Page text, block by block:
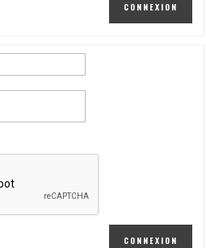
CONNEXION
CONNEXION